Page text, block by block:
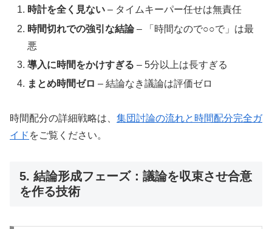
時計を全く見ない – タイムキーパー任せは無責任
時間切れでの強引な結論– 「時間なので○○で」は最
悪
導入に時間をかけすぎる – 5分以上は長すぎる
まとめ時間ゼロ – 結論なき議論は評価ゼロ
時間配分の詳細戦略は、 集団討論の流れと時間配分完全ガ
イド をご覧ください。
5. 結論形成フェーズ：議論を収束させ合意
を作る技術